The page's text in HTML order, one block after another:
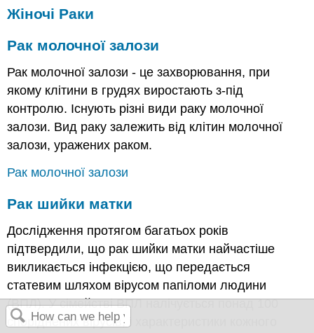
Жіночі Раки
Рак молочної залози
Рак молочної залози - це захворювання, при
якому клітини в грудях виростають з-під
контролю. Існують різні види раку молочної
залози. Вид раку залежить від клітин молочної
залози, уражених раком.
Рак молочної залози
Рак шийки матки
Дослідження протягом багатьох років
підтвердили, що рак шийки матки найчастіше
викликається інфекцією, що передається
статевим шляхом вірусом папіломи людини
(ВПЛ). У сімействі ВПЛ налічується понад 100
споріднених вірусів, і характеристики кожного